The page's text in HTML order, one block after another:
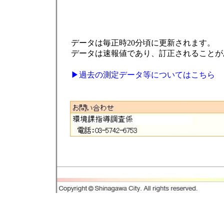
データは毎正時20分頃に更新されます。
データは速報値であり、訂正されること
▶過去の測定データ等についてはこちら